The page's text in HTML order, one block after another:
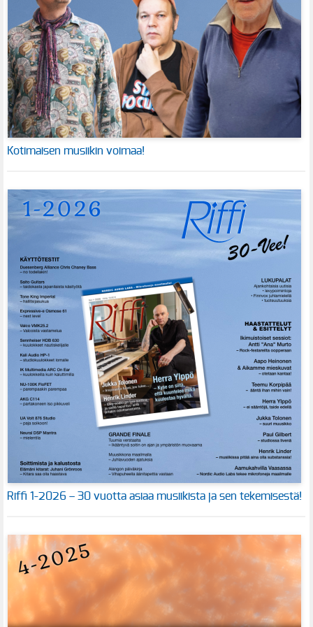
Kotimaisen musiikin voimaa!
Riffi 1-2026 – 30 vuotta asiaa musiikista ja sen tekemisestä!